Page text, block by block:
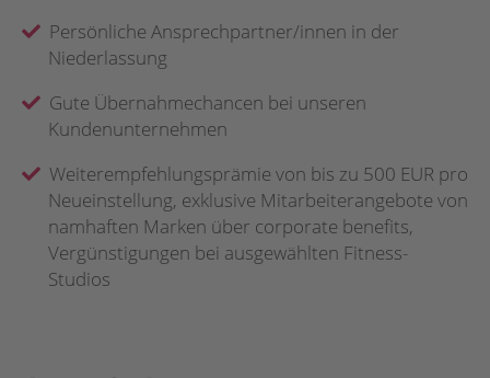
Persönliche Ansprechpartner/innen in der
Niederlassung
Gute Übernahmechancen bei unseren
Kundenunternehmen
Weiterempfehlungsprämie von bis zu 500 EUR pro
Neueinstellung, exklusive Mitarbeiterangebote von
namhaften Marken über corporate benefits,
Vergünstigungen bei ausgewählten Fitness-
Studios